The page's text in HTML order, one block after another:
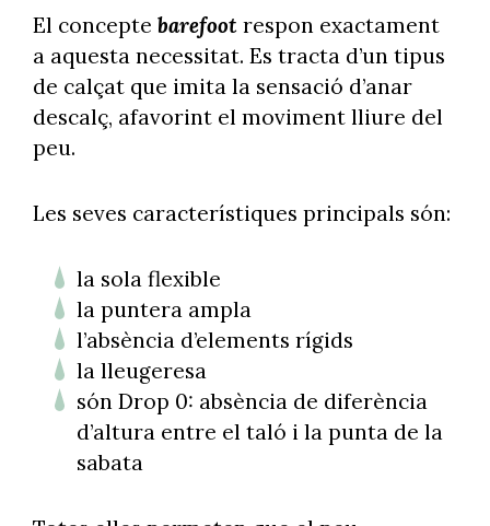
El conceptebarefoot respon exactament
a aquesta necessitat. Es tracta d’un tipus
de calçat que imita la sensació d’anar
descalç, afavorint el moviment lliure del
peu.
Les seves característiques principals són:
la sola flexible
la puntera ampla
l’absència d’elements rígids
la lleugeresa
són Drop 0: absència de diferència
d’altura entre el taló i la punta de la
sabata